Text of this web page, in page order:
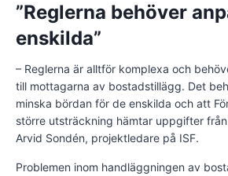
”Reglerna behöver
enskilda”
– Reglerna är alltför komplexa och
till mottagarna av bostadstillägg. Det
minska bördan för de enskilda och att
större utsträckning hämtar uppgifter
Arvid Sondén, projektledare på ISF.
Problemen inom handläggningen av